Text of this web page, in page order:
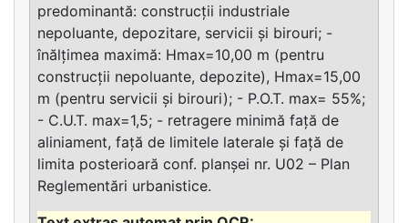
predominantă: construcții industriale
nepoluante, depozitare, servicii și birouri; -
înălțimea maximă: Hmax=10,00 m (pentru
construcții nepoluante, depozite), Hmax=15,00
m (pentru servicii și birouri); - P.O.T. max= 55%;
- C.U.T. max=1,5; - retragere minimă față de
aliniament, față de limitele laterale și față de
limita posterioară conf. planșei nr. U02 – Plan
Reglementări urbanistice.